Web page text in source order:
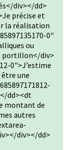
div></dd>
précise et
la réalisation
0"
ou
portillon</div>
0">J’estime
une
dd><dt
montant de
autres
div></dd>